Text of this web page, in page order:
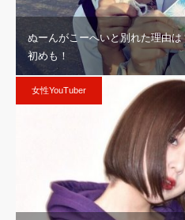
ぬーんがこーへいと別れた理由
初めも！
女性YouTuber